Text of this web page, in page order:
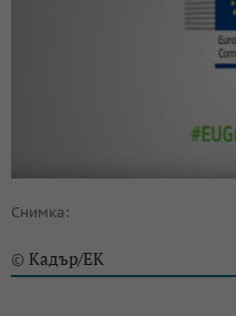
Снимка:
© Кадър/ЕК